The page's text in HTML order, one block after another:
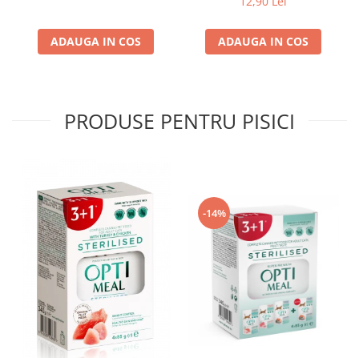
ADAUGA IN COS ADAUGA IN COS
PRODUSE PENTRU PISICI
-14%